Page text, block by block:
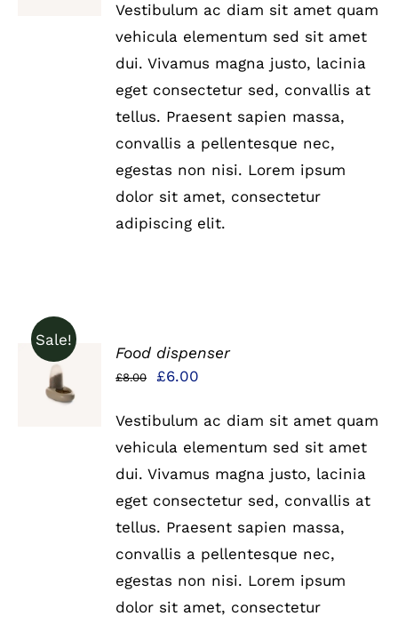
bis
£55.00
Vestibulum ac diam sit amet quam
vehicula elementum sed sit amet
dui. Vivamus magna justo, lacinia
eget consectetur sed, convallis at
tellus. Praesent sapien massa,
convallis a pellentesque nec,
egestas non nisi. Lorem ipsum
dolor sit amet, consectetur
adipiscing elit.
Sale!
IN DEN
WARENKORB
/
Food dispenser
£8.00
Ursprünglicher
war:
£8.00
£6.00
ist:
£6.00.
Vestibulum ac diam sit amet quam
vehicula elementum sed sit amet
dui. Vivamus magna justo, lacinia
eget consectetur sed, convallis at
tellus. Praesent sapien massa,
convallis a pellentesque nec,
egestas non nisi. Lorem ipsum
dolor sit amet, consectetur